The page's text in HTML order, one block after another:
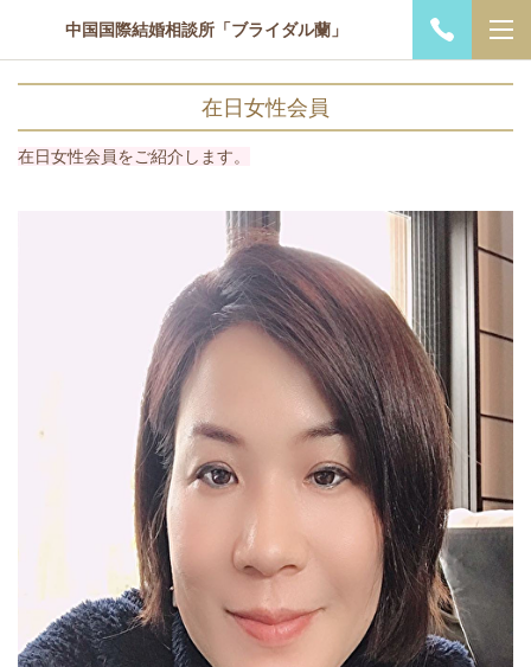
中国国際結婚相談所「ブライダル蘭」
在日女性会員
在日女性会員をご紹介します。